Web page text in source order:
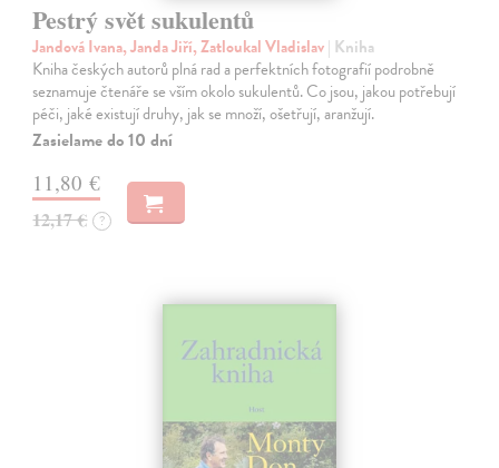
Pestrý svět sukulentů
Jandová Ivana, Janda Jiří, Zatloukal Vladislav| Kniha
Kniha českých autorů plná rad a perfektních fotografií podrobně
seznamuje čtenáře se vším okolo sukulentů. Co jsou, jakou potřebují
péči, jaké existují druhy, jak se množí, ošetřují, aranžují.
Zasielame do 10 dní
11,80 €
12,17 € ?